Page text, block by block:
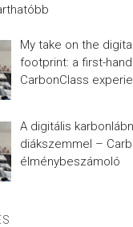
My take on the
footprint: a first-hand
CarbonClass
A digitális
diákszemmel –
élménybeszámoló